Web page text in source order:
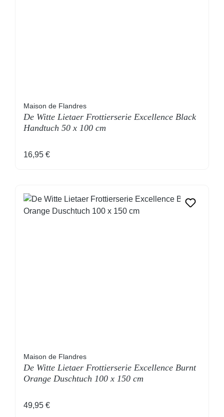
Maison de Flandres
De Witte Lietaer Frottierserie Excellence Black
Handtuch 50 x 100 cm
Regulärer Preis:
16,95 €
Maison de Flandres
De Witte Lietaer Frottierserie Excellence Burnt
Orange Duschtuch 100 x 150 cm
Regulärer Preis:
49,95 €